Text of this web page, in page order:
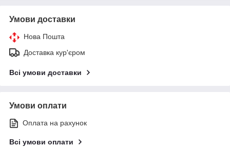
Умови доставки
Нова Пошта
Доставка кур'єром
Всі умови доставки
Умови оплати
Оплата на рахунок
Всі умови оплати